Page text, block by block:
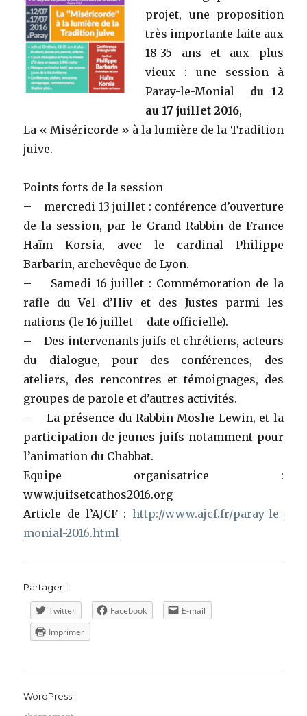
projet, une proposition
très importante faite aux
18-35 ans et aux plus
vieux : une session à
Paray-le-Monial du 12
au 17 juillet 2016,
La « Miséricorde » à la lumière de la Tradition
juive.
Points forts de la session
– mercredi 13 juillet : conférence d’ouverture
de la session, par le Grand Rabbin de France
Haïm Korsia, avec le cardinal Philippe
Barbarin, archevêque de Lyon.
– Samedi 16 juillet : Commémoration de la
rafle du Vel d’Hiv et des Justes parmi les
nations (le 16 juillet – date officielle).
– Des intervenants juifs et chrétiens, acteurs
du dialogue, pour des conférences, des
ateliers, des rencontres et témoignages, des
groupes de parole et d’autres activités.
– La présence du Rabbin Moshe Lewin, et la
participation de jeunes juifs notamment pour
l’animation du Chabbat.
Equipe organisatrice :
www.juifsetcathos2016.org
Article de l’AJCF : http://www.ajcf.fr/paray-le-
monial-2016.html
Partager :
Twitter Facebook
E-mail
Imprimer
WordPress: